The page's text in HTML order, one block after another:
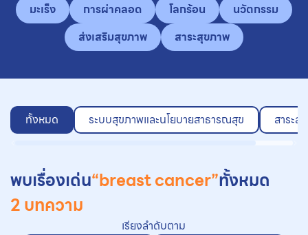
มะเร็ง
การผ่าคลอด โลกร้อน
นวัตกรรม
ส่งเสริมสุขภาพ
สาระสุขภาพ
ทั้งหมด ระบบสุขภาพและนโยบายสาธารณสุข สาระสุ
พบเรื่องเด่น“breast cancer”ทั้งหมด
2 บทความ
เรียงลำดับตาม